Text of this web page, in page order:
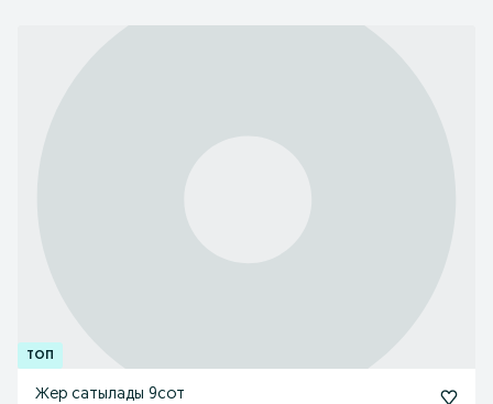
Жер сатылады 9сот